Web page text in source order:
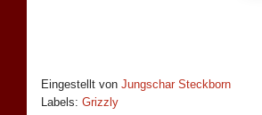
Eingestellt von Jungschar Steckborn
Labels: Grizzly